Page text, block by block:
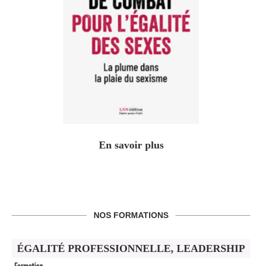
En savoir plus
NOS FORMATIONS
ÉGALITÉ PROFESSIONNELLE, LEADERSHIP